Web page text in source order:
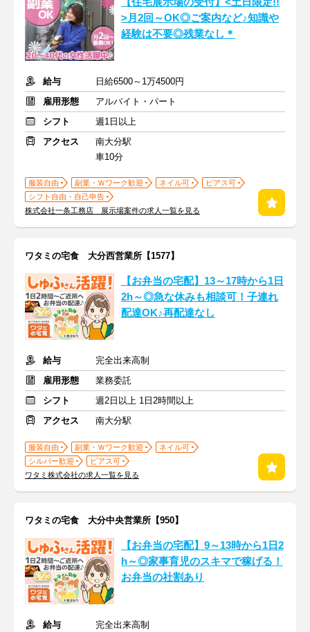
>月2回～OK◎ご案内など♪知識や
経験は不要◎残業なし＊
給与
日給6500～1万4500円
雇用形態
アルバイト・パート
シフト
週1日以上
アクセス
南大分駅
車10分
服装自由 副業・Ｗワーク歓迎 ネイル可
ピアス可
シフト自由・自己申告
株式会社一条工務店 展示場案件の求人一覧を見る
ワタミの宅食 大分西営業所【1577】
【お弁当の宅配】13～17時から1日
2h～◎急な休みも相談可！子連れ
配達OK♪再配達なし
給与
完全出来高制
雇用形態
業務委託
シフト
週2日以上 1日2時間以上
アクセス
南大分駅
服装自由 副業・Ｗワーク歓迎
ネイル可
シルバー歓迎
ピアス可
ワタミ株式会社の求人一覧を見る
ワタミの宅食 大分中央営業所【950】
【お弁当の宅配】9～13時から1日2
h～◎家事育児のスキマで稼げる！
お弁当の社割あり
給与
完全出来高制